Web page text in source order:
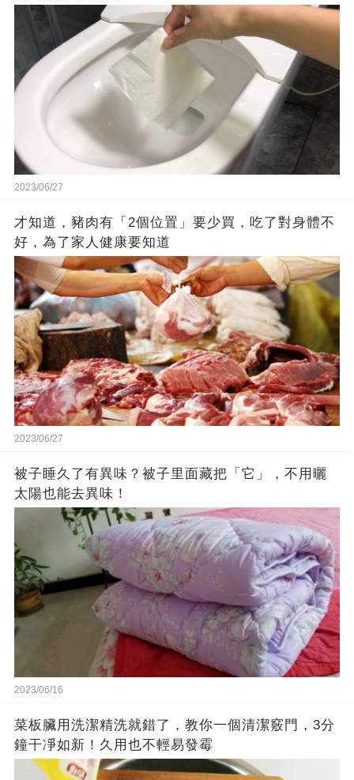
2023/06/27
才知道，豬肉有「2個位置」要少買，吃了對身體不
好，為了家人健康要知道
2023/06/27
被子睡久了有異味？被子里面藏把「它」，不用曬
太陽也能去異味！
2023/06/16
菜板臟用洗潔精洗就錯了，教你一個清潔竅門，3分
鐘干凈如新！久用也不輕易發霉